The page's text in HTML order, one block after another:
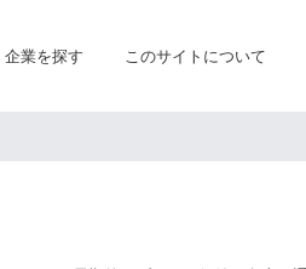
企業を探す このサイトについて